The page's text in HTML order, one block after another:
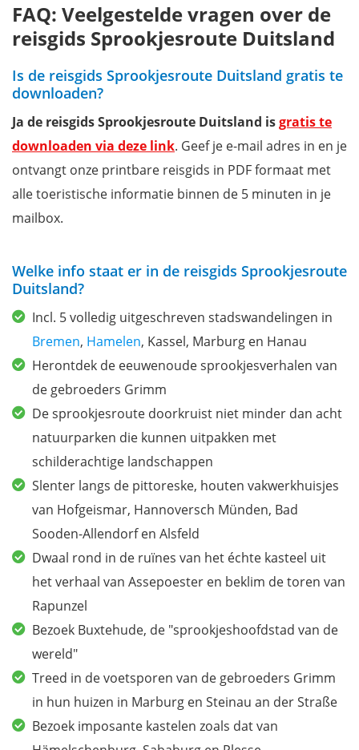
FAQ: Veelgestelde vragen over de
reisgids Sprookjesroute Duitsland
Is de reisgids Sprookjesroute Duitsland gratis te
downloaden?
Ja de reisgids Sprookjesroute Duitsland isgratis te
downloaden via deze link. Geef je e-mail adres in en je
ontvangt onze printbare reisgids in PDF formaat met
alle toeristische informatie binnen de 5 minuten in je
mailbox.
Welke info staat er in de reisgids Sprookjesroute
Duitsland?
Incl. 5 volledig uitgeschreven stadswandelingen in
Bremen, Hamelen, Kassel, Marburg en Hanau
Herontdek de eeuwenoude sprookjesverhalen van
de gebroeders Grimm
De sprookjesroute doorkruist niet minder dan acht
natuurparken die kunnen uitpakken met
schilderachtige landschappen
Slenter langs de pittoreske, houten vakwerkhuisjes
van Hofgeismar, Hannoversch Münden, Bad
Sooden-Allendorf en Alsfeld
Dwaal rond in de ruïnes van het échte kasteel uit
het verhaal van Assepoester en beklim de toren van
Rapunzel
Bezoek Buxtehude, de "sprookjeshoofdstad van de
wereld"
Treed in de voetsporen van de gebroeders Grimm
in hun huizen in Marburg en Steinau an der Straße
Bezoek imposante kastelen zoals dat van